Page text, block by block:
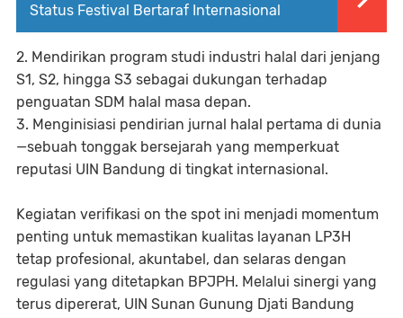
Status Festival Bertaraf Internasional
2. Mendirikan program studi industri halal dari jenjang
S1, S2, hingga S3 sebagai dukungan terhadap
penguatan SDM halal masa depan.
3. Menginisiasi pendirian jurnal halal pertama di dunia
—sebuah tonggak bersejarah yang memperkuat
reputasi UIN Bandung di tingkat internasional.
Kegiatan verifikasi on the spot ini menjadi momentum
penting untuk memastikan kualitas layanan LP3H
tetap profesional, akuntabel, dan selaras dengan
regulasi yang ditetapkan BPJPH. Melalui sinergi yang
terus dipererat, UIN Sunan Gunung Djati Bandung